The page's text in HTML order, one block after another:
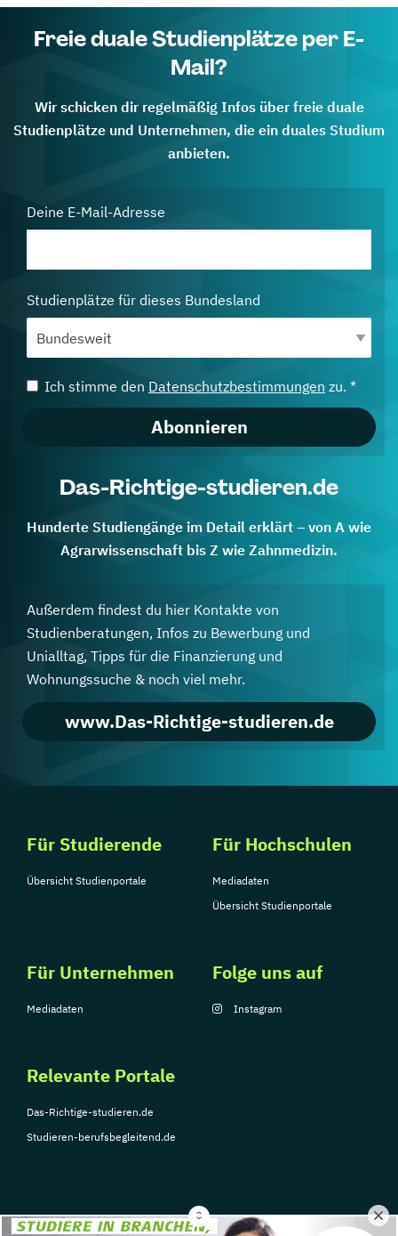
Freie duale Studienplätze per E-
Mail?
Wir schicken dir regelmäßig Infos über freie duale
Studienplätze und Unternehmen, die ein duales Studium
anbieten.
Deine E-Mail-Adresse
Studienplätze für dieses Bundesland
Ich stimme den Datenschutzbestimmungen zu. *
Abonnieren
Das-Richtige-studieren.de
Hunderte Studiengänge im Detail erklärt – von A wie
Agrarwissenschaft bis Z wie Zahnmedizin.
Außerdem findest du hier Kontakte von
Studienberatungen, Infos zu Bewerbung und
Unialltag, Tipps für die Finanzierung und
Wohnungssuche & noch viel mehr.
www.Das-Richtige-studieren.de
Für Studierende
Übersicht Studienportale
Für Hochschulen
Mediadaten
Übersicht Studienportale
Für Unternehmen
Mediadaten
Relevante Portale
Das-Richtige-studieren.de
Studieren-berufsbegleitend.de
Folge uns auf
Instagram